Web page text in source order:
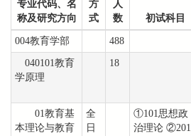
专业代码、名
称及研究方向
方
式
人
数
初试科目
004教育学部 488
040101教育
学原理
18
01教育基
本理论与教育
全
日
①101思想政
治理论 ②201